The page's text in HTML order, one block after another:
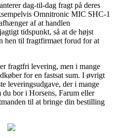
dag-til-dag fragt på deres
Omnitronic MIC SHC-1
af at handlen
tidspunkt, så at de højst
hen til fragtfirmaet forud for at
fragtfri levering, men i mange
for en fastsat sum. I øvrigt
leveringsudgave, der i mange
bor i Horsens, Farum eller
til at bringe din bestilling